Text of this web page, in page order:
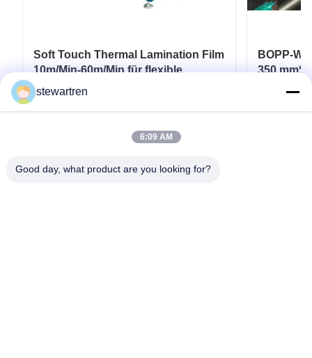
Soft Touch Thermal Lamination Film
10m/Min-60m/Min für flexible
Verpackungen
BOPP-
350
stewartren
6:09 AM
Good day, what product are you looking for?